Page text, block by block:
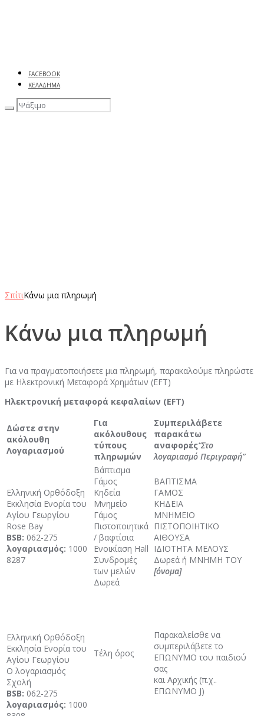
FACEBOOK
ΚΕΛΆΔΗΜΑ
ΣπίτιΚάνω μια πληρωμή
Κάνω μια πληρωμή
Για να πραγματοποιήσετε μια πληρωμή, παρακαλούμε πληρώστε
με Ηλεκτρονική Μεταφορά Χρημάτων (EFT)
Ηλεκτρονική μεταφορά κεφαλαίων (EFT)
Δώστε στην
ακόλουθη
Λογαριασμού
Για
ακόλουθους
τύπους
πληρωμών
Συμπεριλάβετε
παρακάτω
αναφορές“Στο
λογαριασμό Περιγραφή”
Ελληνική Ορθόδοξη
Εκκλησία Ενορία του
Αγίου Γεωργίου
Rose Bay
BSB: 062-275
λογαριασμός: 1000
8287
Βάπτισμα
Γάμος
Κηδεία
Μνημείο
Γάμος
Πιστοποιητικά
/ βαφτίσια
Ενοικίαση Hall
Συνδρομές
των μελών
Δωρεά
ΒΑΠΤΙΣΜΑ
ΓΑΜΟΣ
ΚΗΔΕΙΑ
ΜΝΗΜΕΙΟ
ΠΙΣΤΟΠΟΙΗΤΙΚΟ
ΑΙΘΟΥΣΑ
ΙΔΙΟΤΗΤΑ ΜΕΛΟΥΣ
Δωρεά ή ΜΝΗΜΗ ΤΟΥ
[όνομα]
Ελληνική Ορθόδοξη
Εκκλησία Ενορία του
Αγίου Γεωργίου
Ο λογαριασμός
Σχολή
BSB: 062-275
λογαριασμός: 1000
Τέλη όρος
Παρακαλείσθε να
συμπεριλάβετε το
ΕΠΩΝΥΜΟ του παιδιού
σας
και Αρχικής (π.χ..
ΕΠΩΝΥΜΟ J)